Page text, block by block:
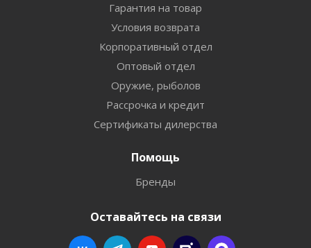
Гарантия на товар
Условия возврата
Корпоративный отдел
Оптовый отдел
Оружие, рыболов
Рассрочка и кредит
Сертификаты дилерства
Помощь
Бренды
Оставайтесь на связи